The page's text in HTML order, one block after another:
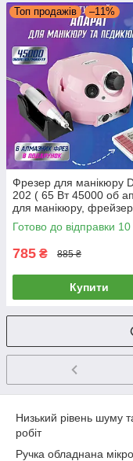
Топ продажів –11%
Фрезер для манікюру
202 ( 65 Вт 45000 об
для манікюру,
нігтів Nail Drill )
Готово до відправки 10
785 ₴ 885 ₴
Купити
Низький рівень шуму
робіт
Ручка обладнана